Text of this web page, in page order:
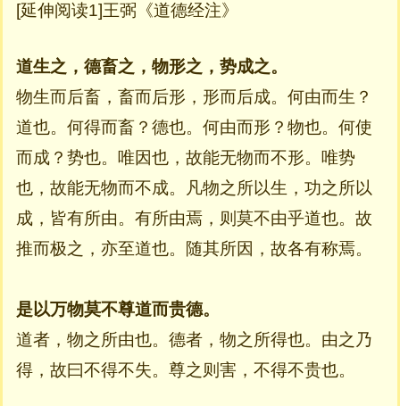
[延伸阅读1]王弼《道德经注》
道生之，德畜之，物形之，势成之。
物生而后畜，畜而后形，形而后成。何由而生？
道也。何得而畜？德也。何由而形？物也。何使
而成？势也。唯因也，故能无物而不形。唯势
也，故能无物而不成。凡物之所以生，功之所以
成，皆有所由。有所由焉，则莫不由乎道也。故
推而极之，亦至道也。随其所因，故各有称焉。
是以万物莫不尊道而贵德。
道者，物之所由也。德者，物之所得也。由之乃
得，故曰不得不失。尊之则害，不得不贵也。